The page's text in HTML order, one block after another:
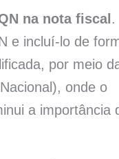
na nota fiscal .
e incluí-lo de
por meio
onde o
a importância